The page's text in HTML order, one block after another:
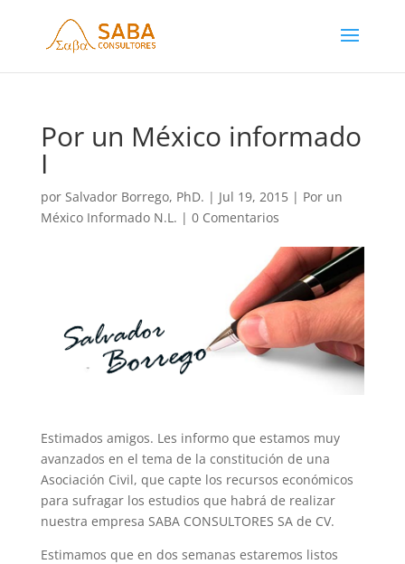
Por un México informado
I
por Salvador Borrego, PhD. | Jul 19, 2015| Por un
México Informado N.L. | 0 Comentarios
Estimados amigos. Les informo que estamos muy
avanzados en el tema de la constitución de una
Asociación Civil, que capte los recursos económicos
para sufragar los estudios que habrá de realizar
nuestra empresa SABA CONSULTORES SA de CV.
Estimamos que en dos semanas estaremos listos